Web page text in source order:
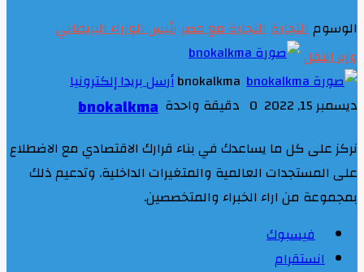
الوسومالتجارةالتجارة مع مصر رئيس الوزراء البريطاني
وزير النقل
bnokalkmaأرسل بريدا إلكترونيا
ديسمبر 15, 2022
0 دقيقة واحدة bnokalkma
نركز على كل ما يساعدك في بناء قرارك الاقتصادي مع الاضطلاع
على المستجدات العالمية والمتغيرات الداخلية. وتدعيم ذلك
بمجموعة من اراء الخبراء والمتخصصين.
فيسبوك
انستقرام